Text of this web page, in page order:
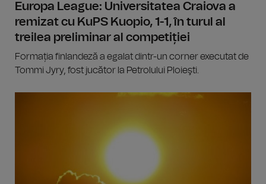
Europa League: Universitatea Craiova a
remizat cu KuPS Kuopio, 1-1, în turul al
treilea preliminar al competiției
Formația finlandeză a egalat dintr-un corner executat de
Tommi Jyry, fost jucător la Petrolului Ploieşti.